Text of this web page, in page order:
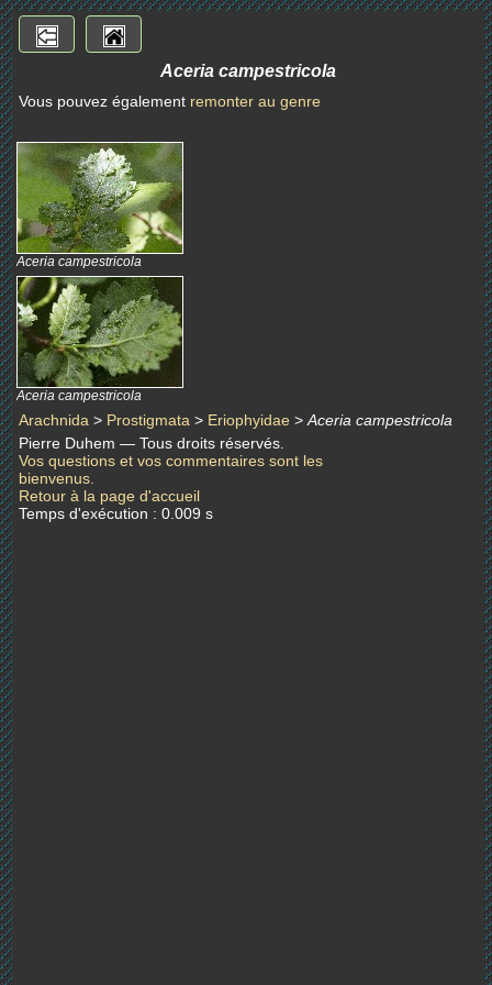
Aceria campestricola
Vous pouvez également remonter au genre
Aceria campestricola
Aceria campestricola
Arachnida > Prostigmata > Eriophyidae > Aceria campestricola
Pierre Duhem — Tous droits réservés.
Vos questions et vos commentaires sont les
bienvenus.
Retour à la page d'accueil
Temps d'exécution : 0.009 s